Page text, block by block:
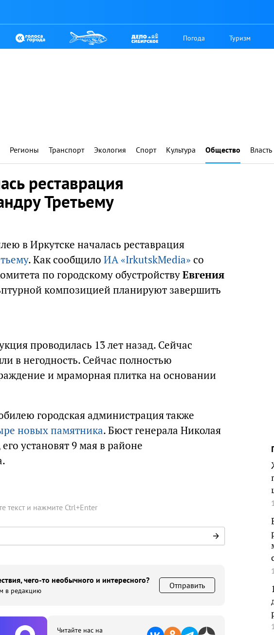
Погода Туризм
Регионы Транспорт Экология Спорт Культура Общество Власть
реставрация
Третьему
в Иркутске началась реставрация
. Как сообщило ИА «IrkutskMedia»со
по городскому обустройствуЕвгения
композицией планируют завершить
проводилась 13 лет назад. Сейчас
в негодность. Сейчас полностью
и мраморная плитка на основании
городская администрация также
новых памятника. Бюст генерала Николая
установят 9 мая в районе
текст и нажмите Ctrl+Enter
чего-то необычного и интересного?
в редакцию
Отправить
Читайте нас на